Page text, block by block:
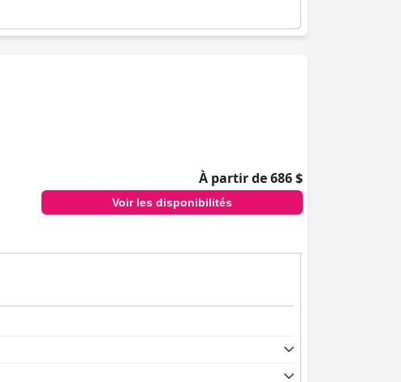
À partir de 686 $
Voir les disponibilités